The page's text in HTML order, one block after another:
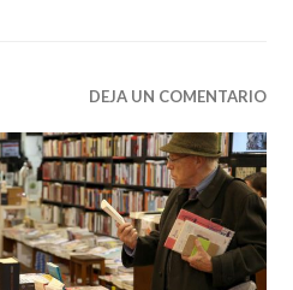
DEJA UN COMENTARIO